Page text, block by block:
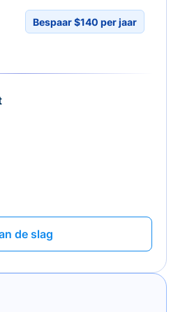
Bespaar $140 per jaar
de slag